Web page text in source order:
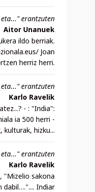
erantzuten
Aitor Unanuek
ildo berriak.
Joan
herriz herri.
erantzuten
Karlo Ravelik
- : "India":
ia 500 herri -
kulturak, hizku...
erantzuten
Karlo Ravelik
"Mizelio sakona
dabil….".... Indiar